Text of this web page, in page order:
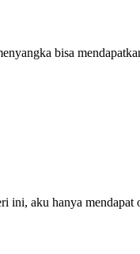
bisa
aku hanya